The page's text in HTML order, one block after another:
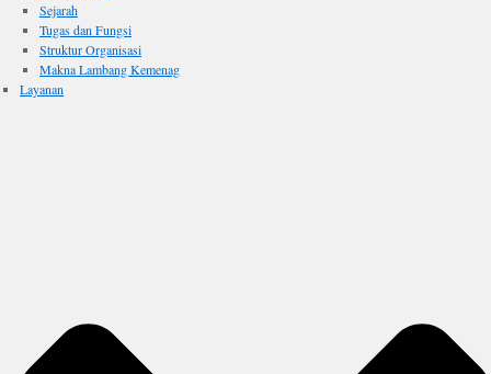
Sejarah
Tugas dan Fungsi
Struktur Organisasi
Makna Lambang Kemenag
Layanan